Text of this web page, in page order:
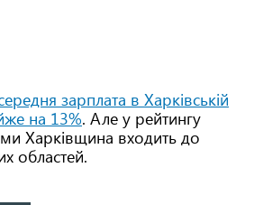
зарплата в Харківській
на 13%. Але у рейтингу
Харківщина входить до
областей.